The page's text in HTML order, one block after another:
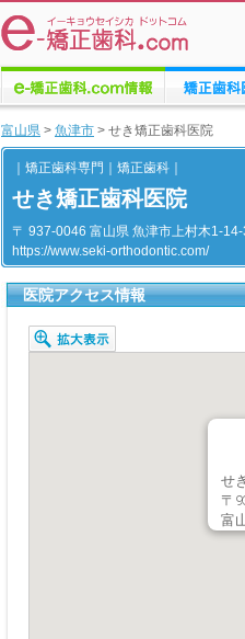
情報
富山県 > 魚津市 > せき矯正歯科医院
｜矯正歯科専門｜矯正歯科｜
せき矯正歯科医院
〒 937-0046 富山県 魚津市上村木1-14-
https://www.seki-orthodontic.com/
医院アクセス情報
せ
〒
富